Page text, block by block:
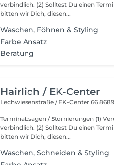
verbindlich. (2) Solltest Du einen
bitten wir Dich, diesen...
Waschen, Föhnen & Styling
Farbe Ansatz
Beratung
Hairlich / EK-Center
Lechwiesenstraße / EK-Center 66
Terminabsagen / Stornierungen (1) Vereinbarte Termine sind
verbindlich. (2) Solltest Du einen
bitten wir Dich, diesen...
Waschen, Schneiden & Styling